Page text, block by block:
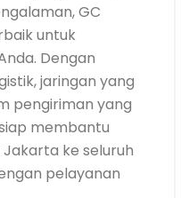
GC
untuk
Dengan
jaringan yang
pengiriman yang
membantu
ke seluruh
pelayanan